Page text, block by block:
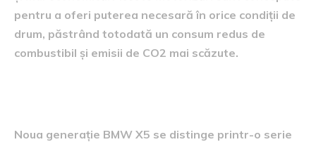
pentru a oferi puterea necesară în orice condiții de
drum, păstrând totodată un consum redus de
combustibil și emisii de CO2 mai scăzute.
Noua generație BMW X5 se distinge printr-o serie